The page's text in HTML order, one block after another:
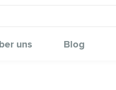
uns Blog